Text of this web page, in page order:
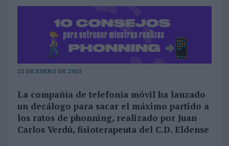
22 DE ENERO DE 2025
La compañía de telefonía móvil ha lanzado
un decálogo para sacar el máximo partido a
los ratos de phonning, realizado por Juan
Carlos Verdú, fisioterapeuta del C.D. Eldense